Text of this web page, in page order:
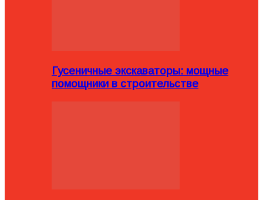
Гусеничные экскаваторы: мощные
помощники в строительстве